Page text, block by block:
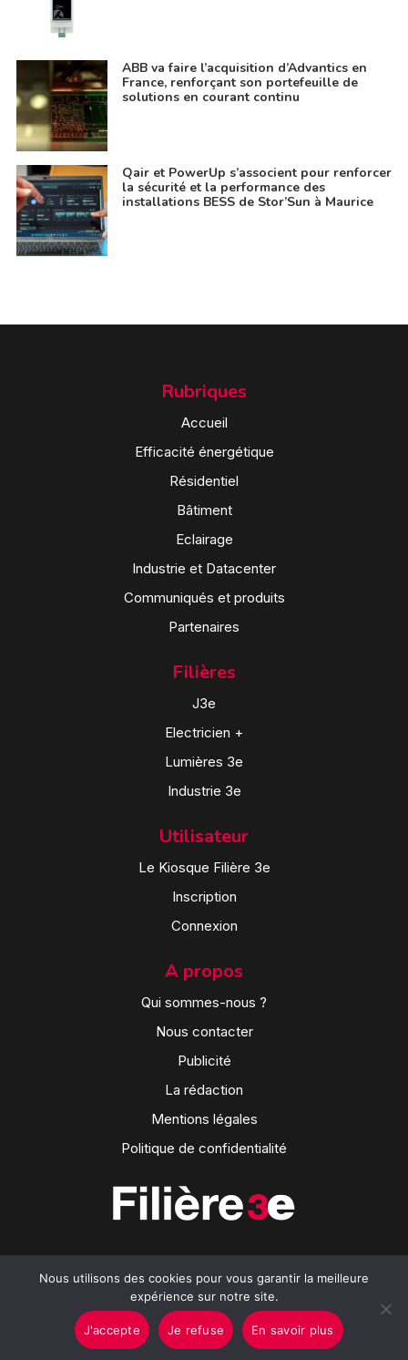
ABB va faire l’acquisition d’Advantics en
France, renforçant son portefeuille de
solutions en courant continu
Qair et PowerUp s’associent pour renforcer
la sécurité et la performance des
installations BESS de Stor’Sun à Maurice
Rubriques
Accueil
Efficacité énergétique
Résidentiel
Bâtiment
Eclairage
Industrie et Datacenter
Communiqués et produits
Partenaires
Filières
J3e
Electricien +
Lumières 3e
Industrie 3e
Utilisateur
Le Kiosque Filière 3e
Inscription
Connexion
A propos
Qui sommes-nous ?
Nous contacter
Publicité
La rédaction
Mentions légales
Politique de confidentialité
Nous utilisons des cookies pour vous garantir la meilleure
expérience sur notre site.
J'accepte Je refuse En savoir plus